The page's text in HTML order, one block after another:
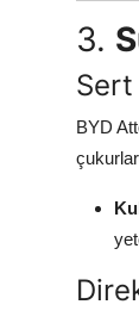
3.
Sert
BYD